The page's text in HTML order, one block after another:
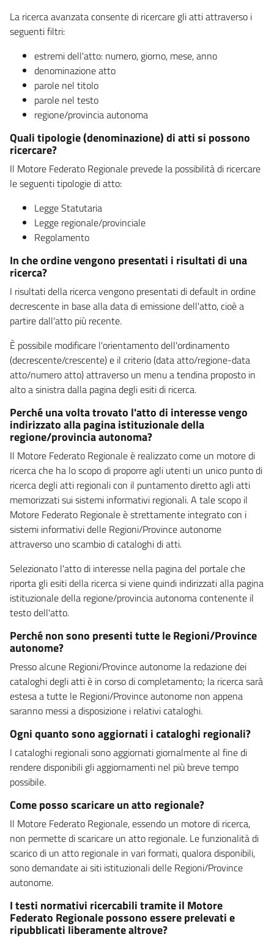
La ricerca avanzata consente di ricercare gli atti attraverso i
seguenti filtri:
estremi dell'atto: numero, giorno, mese, anno
denominazione atto
parole nel titolo
parole nel testo
regione/provincia autonoma
Quali tipologie (denominazione) di atti si possono
ricercare?
Il Motore Federato Regionale prevede la possibilità di ricercare
le seguenti tipologie di atto:
Legge Statutaria
Legge regionale/provinciale
Regolamento
In che ordine vengono presentati i risultati di una
ricerca?
I risultati della ricerca vengono presentati di default in ordine
decrescente in base alla data di emissione dell'atto, cioè a
partire dall'atto più recente.
È possibile modificare l'orientamento dell'ordinamento
(decrescente/crescente) e il criterio (data atto/regione-data
atto/numero atto) attraverso un menu a tendina proposto in
alto a sinistra dalla pagina degli esiti di ricerca.
Perché una volta trovato l'atto di interesse vengo
indirizzato alla pagina istituzionale della
regione/provincia autonoma?
Il Motore Federato Regionale è realizzato come un motore di
ricerca che ha lo scopo di proporre agli utenti un unico punto di
ricerca degli atti regionali con il puntamento diretto agli atti
memorizzati sui sistemi informativi regionali. A tale scopo il
Motore Federato Regionale è strettamente integrato con i
sistemi informativi delle Regioni/Province autonome
attraverso uno scambio di cataloghi di atti.
Selezionato l'atto di interesse nella pagina del portale che
riporta gli esiti della ricerca si viene quindi indirizzati alla pagina
istituzionale della regione/provincia autonoma contenente il
testo dell'atto.
Perché non sono presenti tutte le Regioni/Province
autonome?
Presso alcune Regioni/Province autonome la redazione dei
cataloghi degli atti è in corso di completamento; la ricerca sarà
estesa a tutte le Regioni/Province autonome non appena
saranno messi a disposizione i relativi cataloghi.
Ogni quanto sono aggiornati i cataloghi regionali?
I cataloghi regionali sono aggiornati giornalmente al fine di
rendere disponibili gli aggiornamenti nel più breve tempo
possibile.
Come posso scaricare un atto regionale?
Il Motore Federato Regionale, essendo un motore di ricerca,
non permette di scaricare un atto regionale. Le funzionalità di
scarico di un atto regionale in vari formati, qualora disponibili,
sono demandate ai siti istituzionali delle Regioni/Province
autonome.
I testi normativi ricercabili tramite il Motore
Federato Regionale possono essere prelevati e
ripubblicati liberamente altrove?